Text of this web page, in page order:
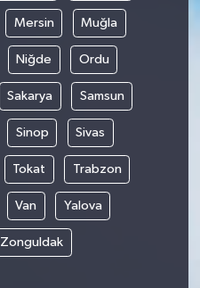
Mersin Muğla
Niğde Ordu
Sakarya Samsun
Sinop Sivas
Tokat Trabzon
Van Yalova
Zonguldak